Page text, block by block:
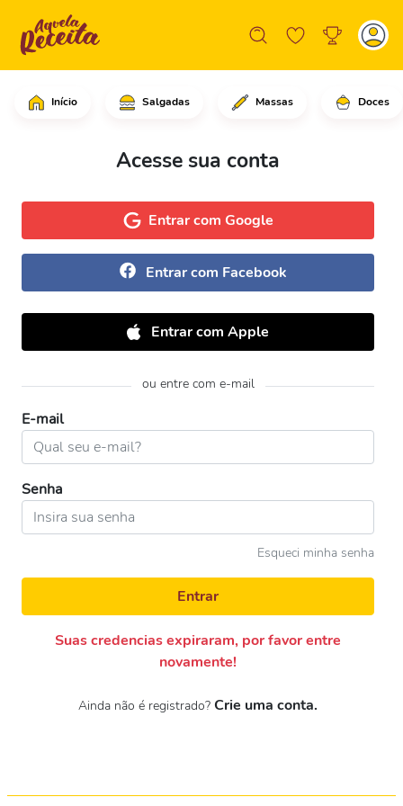
Início Salgadas Massas Doces
Acesse sua conta
Entrar com Google
Entrar com Facebook
Entrar com Apple
ou entre com e-mail
E-mail
Senha
Esqueci minha senha
Entrar
Suas credencias expiraram, por favor entre
novamente!
Ainda não é registrado? Crie uma conta.